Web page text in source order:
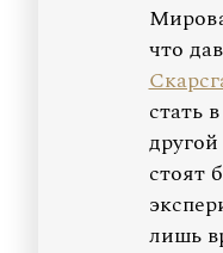
что
стать
стоят
лишь